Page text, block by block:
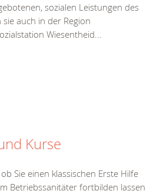
sozialen Leistungen des
auch in der Region
Wiesentheid...
Kurse
Sie einen klassischen Erste Hilfe
Betriebssanitäter fortbilden lassen